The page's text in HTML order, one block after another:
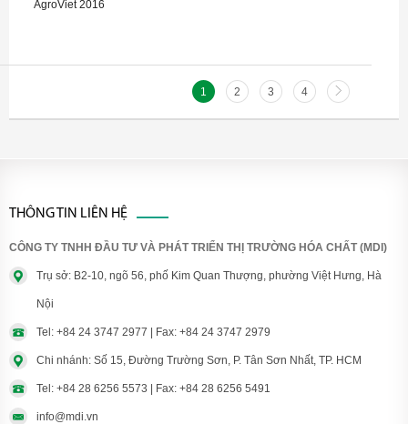
AgroViet 2016
1 2 3 4
THÔNG TIN LIÊN HỆ
CÔNG TY TNHH ĐẦU TƯ VÀ PHÁT TRIỂN THỊ TRƯỜNG HÓA CHẤT (MDI)
Trụ sở: B2-10, ngõ 56, phố Kim Quan Thượng, phường Việt Hưng, Hà
Nội
Tel: +84 24 3747 2977 | Fax: +84 24 3747 2979
Chi nhánh: Số 15, Đường Trường Sơn, P. Tân Sơn Nhất, TP. HCM
Tel: +84 28 6256 5573 | Fax: +84 28 6256 5491
info@mdi.vn